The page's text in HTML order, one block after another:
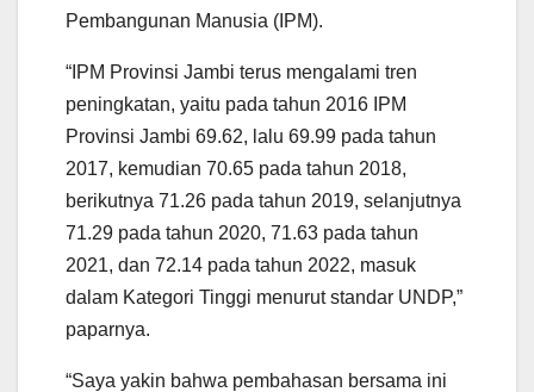
Pembangunan Manusia (IPM).
“IPM Provinsi Jambi terus mengalami tren
peningkatan, yaitu pada tahun 2016 IPM
Provinsi Jambi 69.62, lalu 69.99 pada tahun
2017, kemudian 70.65 pada tahun 2018,
berikutnya 71.26 pada tahun 2019, selanjutnya
71.29 pada tahun 2020, 71.63 pada tahun
2021, dan 72.14 pada tahun 2022, masuk
dalam Kategori Tinggi menurut standar UNDP,”
paparnya.
“Saya yakin bahwa pembahasan bersama ini